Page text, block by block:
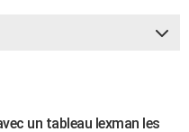
un tableau lexman les